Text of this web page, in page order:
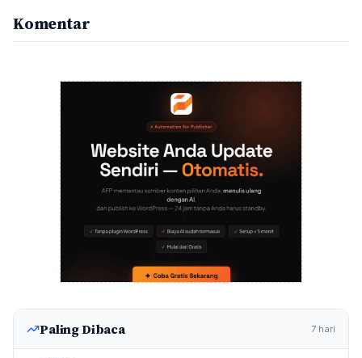
Komentar
Paling Dibaca 7 hari